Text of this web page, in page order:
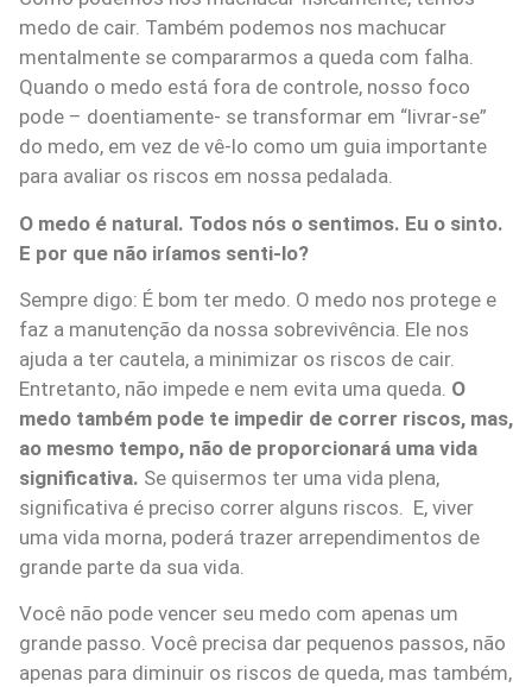
medo de cair. Também podemos nos machucar
mentalmente se compararmos a queda com falha.
Quando o medo está fora de controle, nosso foco
pode – doentiamente- se transformar em “livrar-se”
do medo, em vez de vê-lo como um guia importante
para avaliar os riscos em nossa pedalada.
O medo é natural. Todos nós o sentimos. Eu o sinto.
E por que não iríamos senti-lo?
Sempre digo: É bom ter medo. O medo nos protege e
faz a manutenção da nossa sobrevivência. Ele nos
ajuda a ter cautela, a minimizar os riscos de cair.
Entretanto, não impede e nem evita uma queda. O
medo também pode te impedir de correr riscos, mas,
ao mesmo tempo, não de proporcionará uma vida
significativa. Se quisermos ter uma vida plena,
significativa é preciso correr alguns riscos. E, viver
uma vida morna, poderá trazer arrependimentos de
grande parte da sua vida.
Você não pode vencer seu medo com apenas um
grande passo. Você precisa dar pequenos passos, não
apenas para diminuir os riscos de queda, mas também,